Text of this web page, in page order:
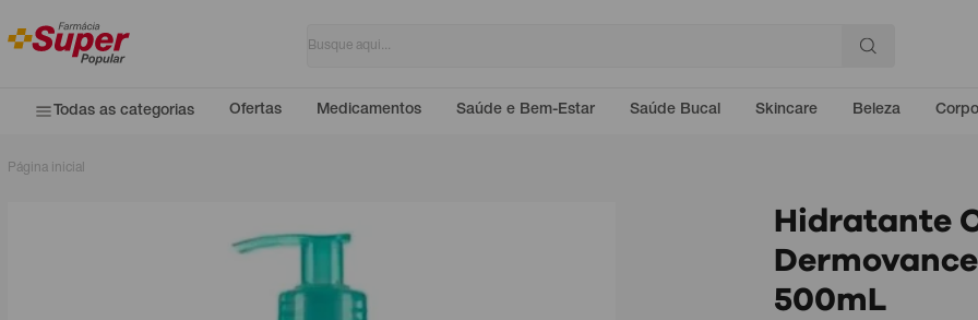
Todas as categorias Ofertas Medicamentos Saúde e Bem-Estar Saúde Bucal Skincare Beleza Corpo
Página inicial
Hidratante
500mL